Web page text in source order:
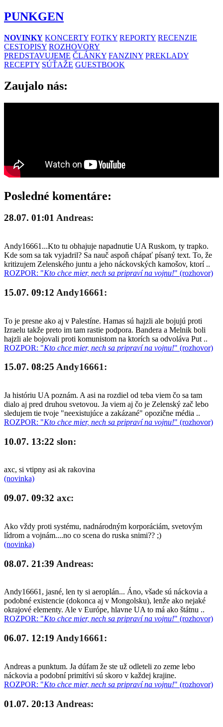
PUNKGEN
NOVINKY KONCERTY FOTKY REPORTY RECENZIE
CESTOPISY ROZHOVORY
PREDSTAVUJEME ČLÁNKY FANZINY PREKLADY
RECEPTY SÚŤAŽE GUESTBOOK
Zaujalo nás:
Posledné komentáre:
28.07. 01:01 Andreas:
Andy16661...Kto tu obhajuje napadnutie UA Ruskom, ty trapko.
Kde som sa tak vyjadril? Sa nauč aspoň chápať písaný text. To, že
kritizujem Zelenského juntu a jeho náckovských kamošov, ktorí ..
ROZPOR: "Kto chce mier, nech sa pripraví na vojnu!" (rozhovor)
15.07. 09:12 Andy16661:
To je presne ako aj v Palestíne. Hamas sú hajzli ale bojujú proti
Izraelu takže preto im tam rastie podpora. Bandera a Melnik boli
hajzli ale bojovali proti komunistom na ktorích sa odvoláva Put ..
ROZPOR: "Kto chce mier, nech sa pripraví na vojnu!" (rozhovor)
15.07. 08:25 Andy16661:
Ja históriu UA poznám. A asi na rozdiel od teba viem čo sa tam
dialo aj pred druhou svetovou. Ja viem aj čo je Zelenský zač lebo
sledujem tie tvoje "neexistujúce a zakázané" opozične média ..
ROZPOR: "Kto chce mier, nech sa pripraví na vojnu!" (rozhovor)
10.07. 13:22 slon:
axc, si vtipny asi ak rakovina
(novinka)
09.07. 09:32 axc:
Ako vždy proti systému, nadnárodným korporáciám, svetovým
lídrom a vojnám....no co scena do ruska snimi?? ;)
(novinka)
08.07. 21:39 Andreas:
Andy16661, jasné, len ty si aeroplán... Áno, všade sú náckovia a
podobné existencie (dokonca aj v Mongolsku), lenže ako nejaké
okrajové elementy. Ale v Európe, hlavne UA to má ako štátnu ..
ROZPOR: "Kto chce mier, nech sa pripraví na vojnu!" (rozhovor)
06.07. 12:19 Andy16661:
Andreas a punktum. Ja dúfam že ste už odleteli zo zeme lebo
náckovia a podobní primitívi sú skoro v každej krajine.
ROZPOR: "Kto chce mier, nech sa pripraví na vojnu!" (rozhovor)
01.07. 20:13 Andreas: